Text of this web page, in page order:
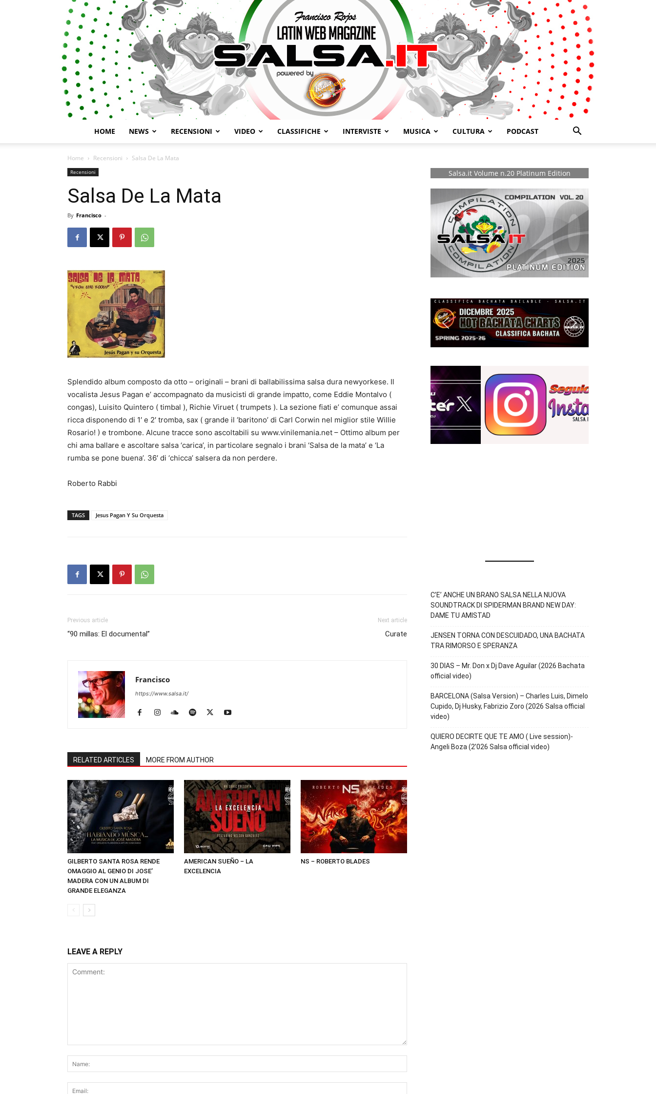
HOME NEWS RECENSIONI VIDEO CLASSIFICHE INTERVISTE MUSICA CULTURA PODCAST
Home Recensioni Salsa De La Mata
Recensioni
Salsa De La Mata
By Francisco -
Splendido album composto da otto – originali – brani di ballabilissima salsa dura newyorkese. Il
vocalista Jesus Pagan e’ accompagnato da musicisti di grande impatto, come Eddie Montalvo (
congas), Luisito Quintero ( timbal ), Richie Viruet ( trumpets ). La sezione fiati e’ comunque assai
ricca disponendo di 1′ e 2′ tromba, sax ( grande il ‘baritono’ di Carl Corwin nel miglior stile Willie
Rosario! ) e trombone. Alcune tracce sono ascoltabili su www.vinilemania.net – Ottimo album per
chi ama ballare e ascoltare salsa ‘carica’, in particolare segnalo i brani ‘Salsa de la mata’ e ‘La
rumba se pone buena’. 36′ di ‘chicca’ salsera da non perdere.
Roberto Rabbi
TAGS Jesus Pagan Y Su Orquesta
Previous article
“90 millas: El documental”
Next article
Curate
Francisco
https://www.salsa.it/
RELATED ARTICLES MORE FROM AUTHOR
GILBERTO SANTA ROSA RENDE
OMAGGIO AL GENIO DI JOSE’
MADERA CON UN ALBUM DI
GRANDE ELEGANZA
AMERICAN SUEÑO – LA
EXCELENCIA
NS – ROBERTO BLADES
LEAVE A REPLY
Salsa.it Volume n.20 Platinum Edition
C’E’ ANCHE UN BRANO SALSA NELLA NUOVA
SOUNDTRACK DI SPIDERMAN BRAND NEW DAY:
DAME TU AMISTAD
JENSEN TORNA CON DESCUIDADO, UNA BACHATA
TRA RIMORSO E SPERANZA
30 DIAS – Mr. Don x Dj Dave Aguilar (2026 Bachata
official video)
BARCELONA (Salsa Version) – Charles Luis, Dimelo
Cupido, Dj Husky, Fabrizio Zoro (2026 Salsa official
video)
QUIERO DECIRTE QUE TE AMO ( Live session)-
Angeli Boza (2’026 Salsa official video)